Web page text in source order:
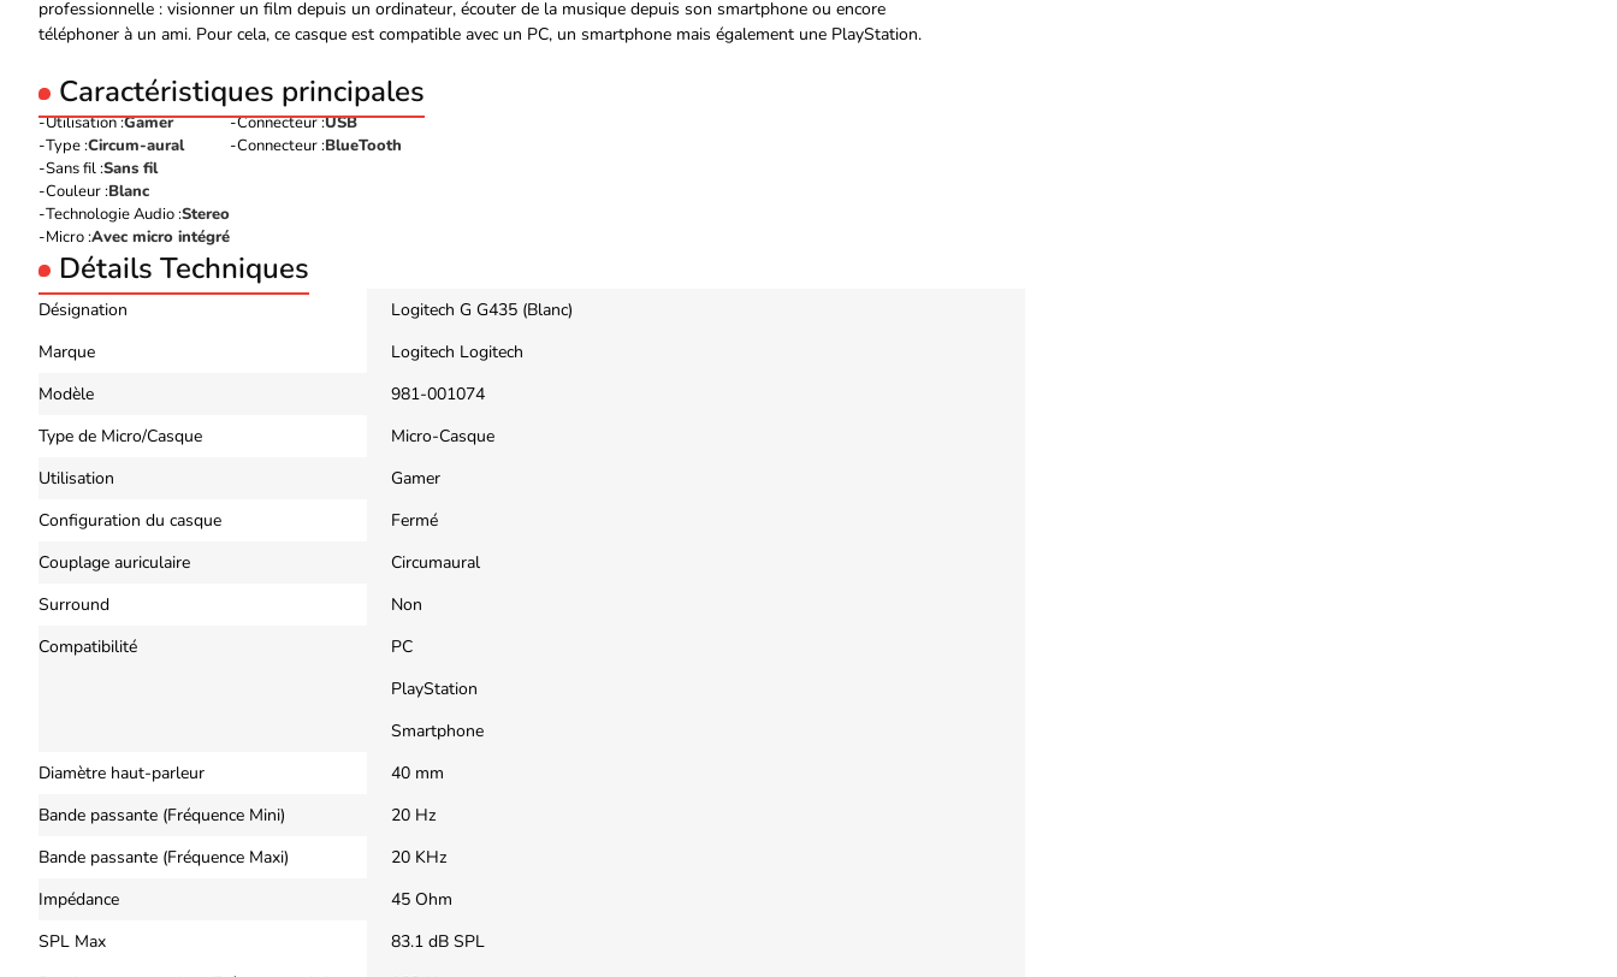
professionnelle : visionner un film depuis un ordinateur, écouter de la musique depuis son smartphone ou encore
téléphoner à un ami. Pour cela, ce casque est compatible avec un PC, un smartphone mais également une PlayStation.
Caractéristiques principales
Utilisation :Gamer
Type :Circum-aural
Sans fil :Sans fil
Couleur :Blanc
Technologie Audio :Stereo
Micro :Avec micro intégré
Connecteur :USB
Connecteur :BlueTooth
Détails Techniques
Désignation
Logitech G G435 (Blanc)
Marque
Logitech Logitech
Modèle
981-001074
Type de Micro/Casque
Micro-Casque
Utilisation
Gamer
Configuration du casque
Fermé
Couplage auriculaire
Circumaural
Surround
Non
Compatibilité
PC
PlayStation
Smartphone
Diamètre haut-parleur
40 mm
Bande passante (Fréquence Mini)
20 Hz
Bande passante (Fréquence Maxi)
20 KHz
Impédance
45 Ohm
SPL Max
83.1 dB SPL